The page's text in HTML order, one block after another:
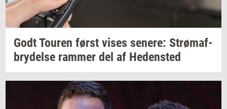
GodtTou­ren først vises se­ne­re: Strø­maf­
bry­del­se ram­mer del af He­den­sted